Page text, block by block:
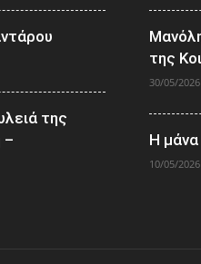
της
–
της
30/05/2026
Η
10/05/2026